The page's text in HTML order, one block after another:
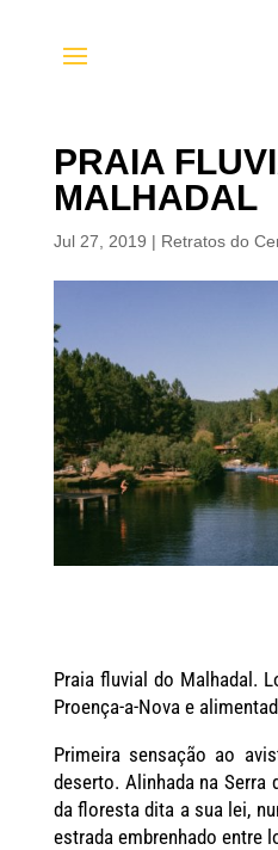
PRAIA
MALHADAL
Jul 27, 2019 | Retratos do
Praia fluvial do Malhadal.
Proença-a-Nova e
Primeira sensação ao
deserto. Alinhada naSerra
da floresta dita a sua lei,
estrada embrenhado entre